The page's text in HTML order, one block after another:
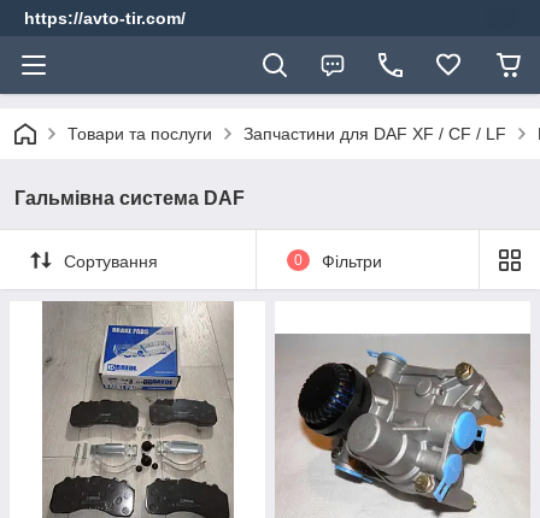
https://avto-tir.com/
Товари та послуги Запчастини для DAF XF / CF / LF
Гальмівна система DAF
Сортування 0 Фільтри